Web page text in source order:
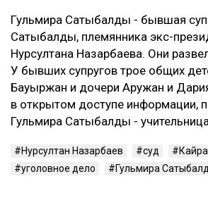
Гульмира Сатыбалды - бывшая
Сатыбалды, племянника экс-
Нурсултана Назарбаева. Они
У бывших супругов трое общих
Бауыржан и дочери Аружан и
в открытом доступе информации,
Гульмира Сатыбалды -
Нурсултан Назарбаев суд
уголовное дело
Гульмира